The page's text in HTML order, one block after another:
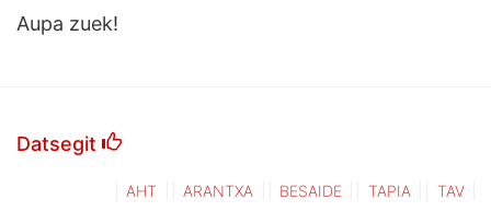
Aupa zuek!
Datsegit
AHT ARANTXA BESAIDE TAPIA TAV